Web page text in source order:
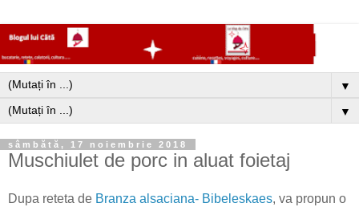
▼
▼
sâmbătă, 17 noiembrie 2018
Muschiulet de porc in aluat foietaj
Dupa reteta de Branza alsaciana- Bibeleskaes, va propun o